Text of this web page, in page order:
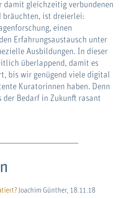
damit gleichzeitig verbundenen
bräuchten, ist dreierlei:
einen
Erfahrungsaustausch unter
Ausbildungen. In dieser
überlappend, damit es
bis wir genügend viele digital
Kuratorinnen haben. Denn
der Bedarf in Zukunft rasant
Joachim Günther, 18.11.18